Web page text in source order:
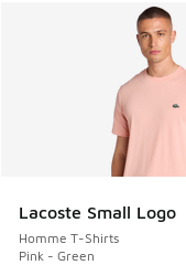
Lacoste Small Logo
Homme T-Shirts
Pink - Green